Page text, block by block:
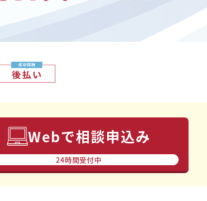
Webで相談申込み
24時間受付中